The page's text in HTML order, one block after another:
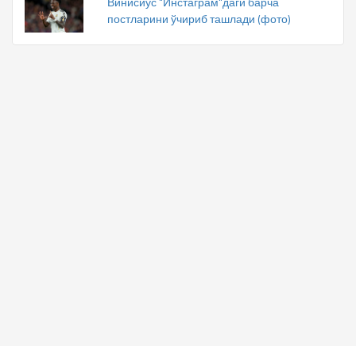
постларини ўчириб ташлади (фото)